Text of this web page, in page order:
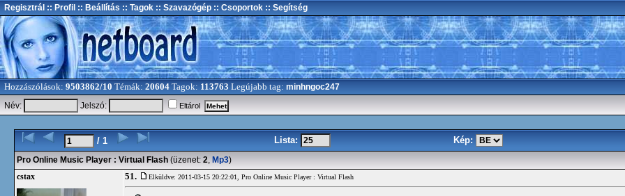
Regisztrál :: Profil :: Beállítás :: Tagok :: Szavazógép :: Csoportok :: Segítség
Hozzászólások: 9503862/10 Témák: 20604 Tagok: 113763 Legújabb tag: minhngoc247
Név:
Jelszó: Eltárol
/ 1 Lista: Kép:
Pro Online Music Player : Virtual Flash (üzenet: 2, Mp3)
cstax 51. Elküldve: 2011-03-15 20:22:01, Pro Online Music Player : Virtual Flash